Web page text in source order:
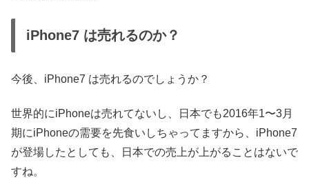
iPhone7 は売れるのか？
今後、iPhone7 は売れるのでしょうか？
世界的にiPhoneは売れてないし、日本でも2016年1〜3月
期にiPhoneの需要を先食いしちゃってますから、iPhone7
が登場したとしても、日本での売上が上がることはないで
すね。